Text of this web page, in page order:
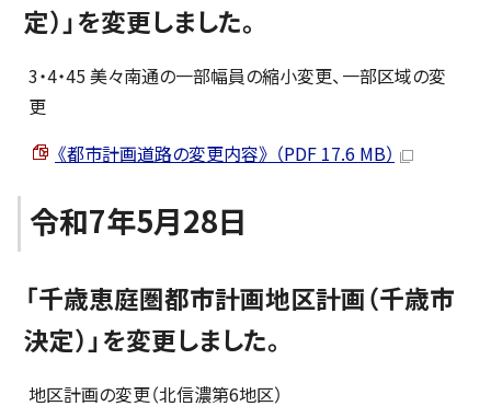
定）」を変更しました。
3・4・45 美々南通の一部幅員の縮小変更、一部区域の変
更
《都市計画道路の変更内容》 （PDF 17.6 MB）
令和7年5月28日
「千歳恵庭圏都市計画地区計画（千歳市
決定）」を変更しました。
地区計画の変更（北信濃第6地区）